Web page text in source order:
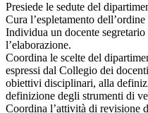
Presiede le sedute del
Cura l’espletamento
Individua un docente
l’elaborazione.
Coordina le scelte del
espressi dal Collegio dei
obiettivi disciplinari, alla
definizione degli strumenti di
Coordina l’attività di revisione